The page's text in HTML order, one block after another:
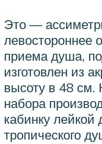
Это —
левостороннее
приема душа,
изготовлен из
высоту в 48 см.
набора
кабинку лейкой
тропического